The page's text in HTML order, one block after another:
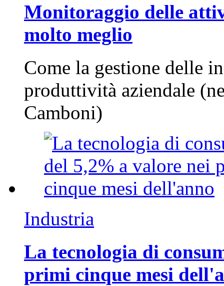
Monitoraggio delle
molto meglio
Come la gestione delle
produttività aziendale
Camboni)
Industria
La tecnologia di
primi cinque mesi